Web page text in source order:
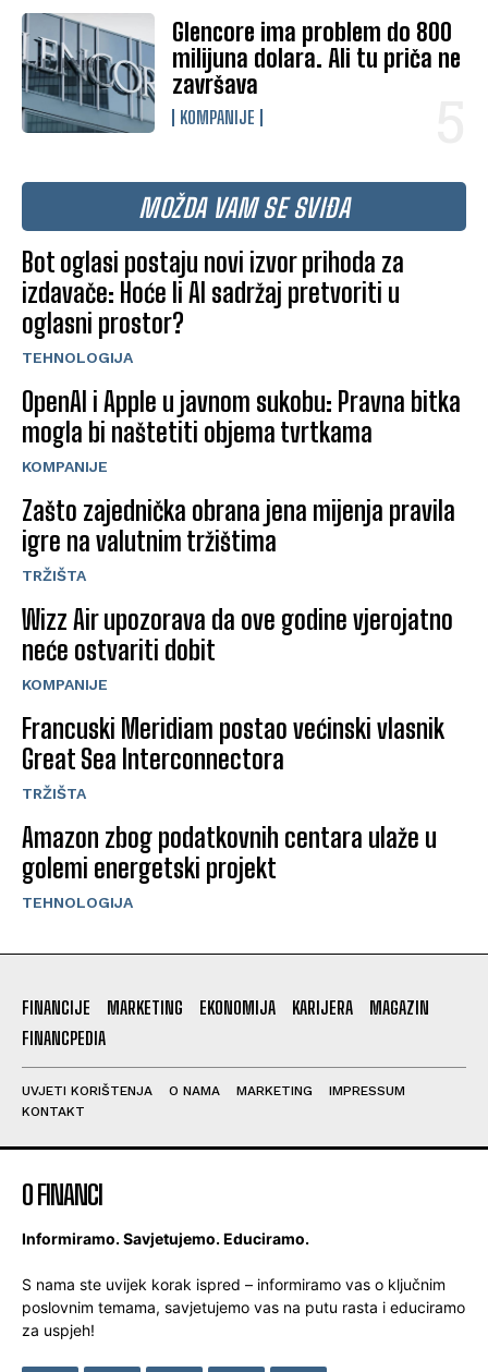
Glencore ima problem do 800
milijuna dolara. Ali tu priča ne
završava
KOMPANIJE
MOŽDA VAM SE SVIĐA
Bot oglasi postaju novi izvor prihoda za
izdavače: Hoće li AI sadržaj pretvoriti u
oglasni prostor?
TEHNOLOGIJA
OpenAI i Apple u javnom sukobu: Pravna bitka
mogla bi naštetiti objema tvrtkama
KOMPANIJE
Zašto zajednička obrana jena mijenja pravila
igre na valutnim tržištima
TRŽIŠTA
Wizz Air upozorava da ove godine vjerojatno
neće ostvariti dobit
KOMPANIJE
Francuski Meridiam postao većinski vlasnik
Great Sea Interconnectora
TRŽIŠTA
Amazon zbog podatkovnih centara ulaže u
golemi energetski projekt
TEHNOLOGIJA
FINANCIJE MARKETING EKONOMIJA KARIJERA
MAGAZIN
FINANCPEDIA
UVJETI KORIŠTENJA O NAMA MARKETING
IMPRESSUM
KONTAKT
O FINANCI
Informiramo. Savjetujemo. Educiramo.
S nama ste uvijek korak ispred – informiramo vas o ključnim
poslovnim temama, savjetujemo vas na putu rasta i educiramo
za uspjeh!